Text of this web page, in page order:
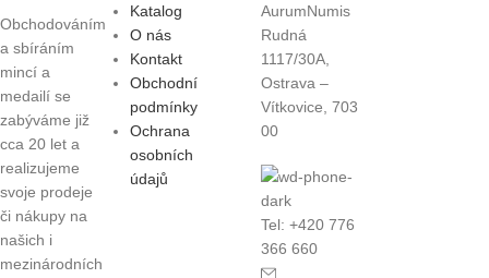
Obchodováním
a sbíráním
mincí a
medailí se
zabýváme již
cca 20 let a
realizujeme
svoje prodeje
či nákupy na
našich i
mezinárodních
Katalog
O nás
Kontakt
Obchodní
podmínky
Ochrana
osobních
údajů
AurumNumis
Rudná
1117/30A,
Ostrava –
Vítkovice, 703
00
Tel: +420 776
366 660